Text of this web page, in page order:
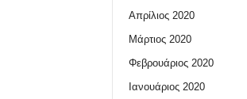
Απρίλιος 2020
Μάρτιος 2020
Φεβρουάριος 2020
Ιανουάριος 2020